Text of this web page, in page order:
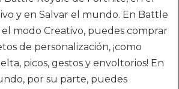
y en Salvar el mundo. En Battle
el modo Creativo, puedes comprar
de personalización, ¡como
picos, gestos y envoltorios! En
por su parte, puedes